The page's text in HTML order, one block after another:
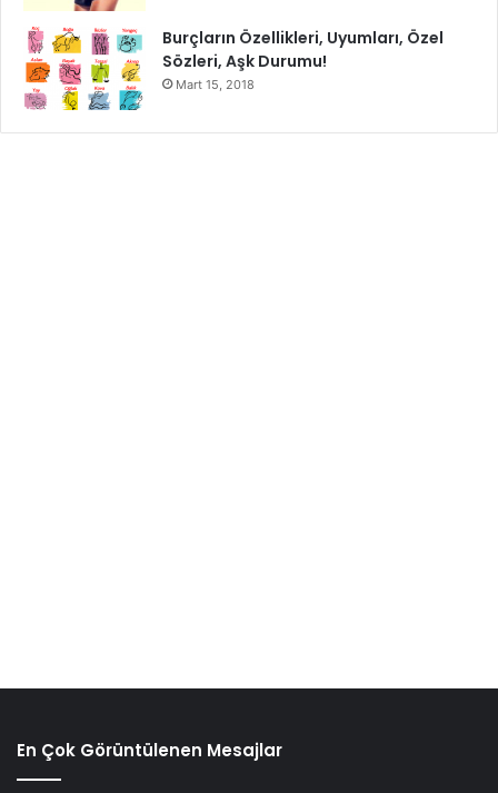
patlaması olarak denilebilir; yani yeterli su
tüketiminde, fiziksel açıdan da oldukça güç
toplayabilirsiniz.
Su içmek,ruh sağlığınızı da olumlu yönde
su su içmenin faydaları
Burçların Özellikleri, Uyumları, Özel
Sözleri, Aşk Durumu!
Mart 15, 2018
En Çok Görüntülenen Mesajlar